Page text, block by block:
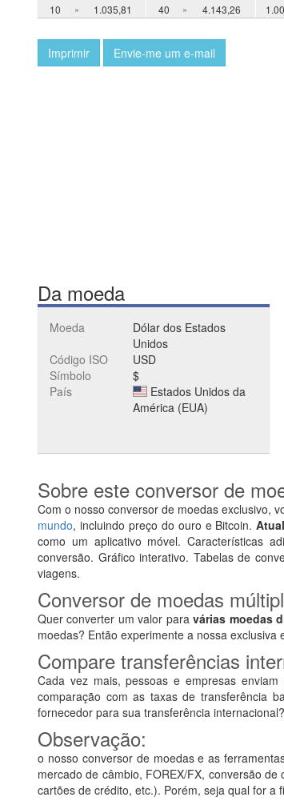
10
» 1.035,81 40 » 4.143,26
Imprimir Envie-me um e-mail
Da moeda
Moeda
Dólar dos Estados
Unidos
Código ISO
USD
Símbolo
$
País
Estados Unidos da
América (EUA)
Sobre este conversor de
Com o nosso conversor de moedas exclusivo,
mundo, incluindo preço do ouro e Bitcoin.
como um aplicativo móvel. Características
conversão. Gráfico interativo. Tabelas de
viagens.
Conversor de moedas
Quer converter um valor paravárias moedas
moedas? Então experimente a nossa exclusiva
Compare transferências
Cada vez mais, pessoas e empresas
comparação com as taxas de transferência
fornecedor para sua transferência
Observação:
o nosso conversor de moedas e as
mercado de câmbio, FOREX/FX, conversão
cartões de crédito, etc.). Porém, seja qual for a